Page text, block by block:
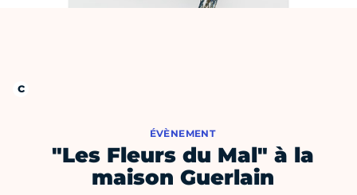
ÉVÈNEMENT
"Les Fleurs du Mal" à la
maison Guerlain